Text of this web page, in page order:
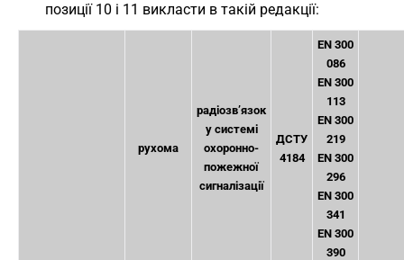
позиції 10 і 11 викласти в такій редакції:
рухома
радіозв’язок
у системі
охоронно-
пожежної
сигналізації
ДСТУ
4184
EN 300
086
EN 300
113
EN 300
219
EN 300
296
EN 300
341
EN 300
390